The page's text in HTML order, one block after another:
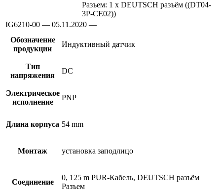
Разъем: 1 x DEUTSCH разъём ((DT04-
3P-CE02))
IG6210-00 — 05.11.2020 —
Обозначение
продукции
Индуктивный датчик
Тип
напряжения
DC
Электрическое
исполнение
PNP
Длина корпуса 54 mm
Монтаж установка заподлицо
Соединение
0, 125 m PUR-Кабель, DEUTSCH разъём
Разъем